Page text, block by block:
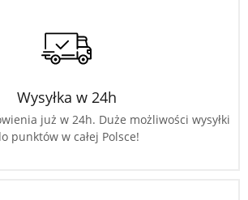
Wysyłka w 24h
już w 24h. Duże możliwości wysyłki
punktów w całej Polsce!